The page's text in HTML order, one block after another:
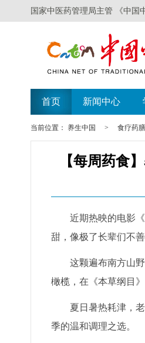
国家中医药管理局主管 《中国
首页 新闻中心
当前位置： 养生中国 > 食疗药膳
【每周药食
近期热映的电影
甜，像极了长辈们不
这颗遍布南方山
橄榄，在《本草纲目
夏日暑热耗津，
季的温和调理之选。